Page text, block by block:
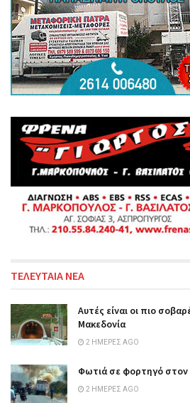
ΤΕΛΕΥΤΑΙΑ ΝΕΑ
Αυτές είναι οι πιο
Μακεδονία
2 ΗΜΈΡΕΣ AGO
Φωτιά σε φορτηγό
2 ΗΜΈΡΕΣ AGO